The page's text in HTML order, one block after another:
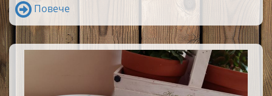
се готви с качествено вино. Така че в името на
вкусната храна, се разделих с една чашка
Резултатът е силно положителен, поне така ми казаха
дегустаторите вкъщи и близки приятели, които ни бяха
на гости. Горещо ви препоръчвам не само
предястието да го приготвите с вино, а дори когато го
консумирате да бъде с чаша вино.
Повече